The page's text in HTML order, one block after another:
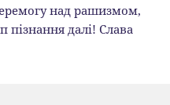
над рашизмом,
далі! Слава